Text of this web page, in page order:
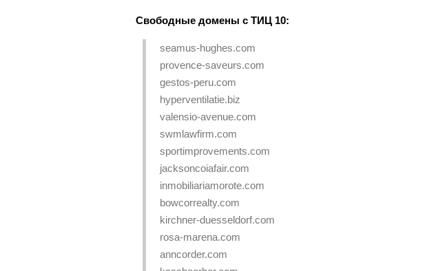
Свободные домены с ТИЦ 10:
seamus-hughes.com
provence-saveurs.com
gestos-peru.com
hyperventilatie.biz
valensio-avenue.com
swmlawfirm.com
sportimprovements.com
jacksoncoiafair.com
inmobiliariamorote.com
bowcorrealty.com
kirchner-duesseldorf.com
rosa-marena.com
anncorder.com